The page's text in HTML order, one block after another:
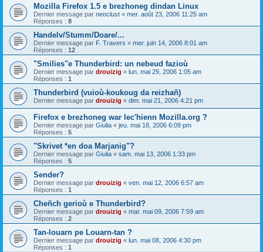
Mozilla Firefox 1.5 e brezhoneg dindan Linux
Dernier message par neoclust « mer. août 23, 2006 11:25 am
Réponses : 8
Handelv/Stumm/Doare/...
Dernier message par F. Travers « mer. juin 14, 2006 8:01 am
Réponses : 12
"Smilies"e Thunderbird: un nebeud fazioù
Dernier message par drouizig « lun. mai 29, 2006 1:05 am
Réponses : 1
Thunderbird (vuioù-koukoug da reizhañ)
Dernier message par drouizig « dim. mai 21, 2006 4:21 pm
Firefox e brezhoneg war lec'hienn Mozilla.org ?
Dernier message par Giulia « jeu. mai 18, 2006 6:09 pm
Réponses : 5
"Skrivet *en doa Marjanig"?
Dernier message par Giulia « sam. mai 13, 2006 1:33 pm
Réponses : 5
Sender?
Dernier message par drouizig « ven. mai 12, 2006 6:57 am
Réponses : 1
Cheñch gerioù e Thunderbird?
Dernier message par drouizig « mar. mai 09, 2006 7:59 am
Réponses : 2
Tan-louarn pe Louarn-tan ?
Dernier message par drouizig « lun. mai 08, 2006 4:30 pm
Réponses : 1